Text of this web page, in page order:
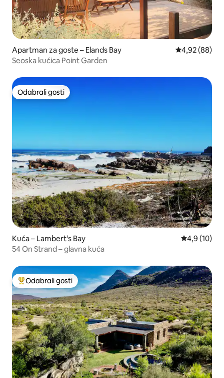
Apartman za goste – Elands Bay Prosječna
4,92 (88)
Seoska kućica Point Garden
Odabrali gosti
Odabrali gosti
Kuća – Lambert's Bay Prosječna
4,9 (10)
54 On Strand – glavna kuća
Među najviše rangiranima s oznakom „Odabrali gosti”
Odabrali gosti